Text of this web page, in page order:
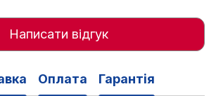
Написати відгук
Оплата Гарантія